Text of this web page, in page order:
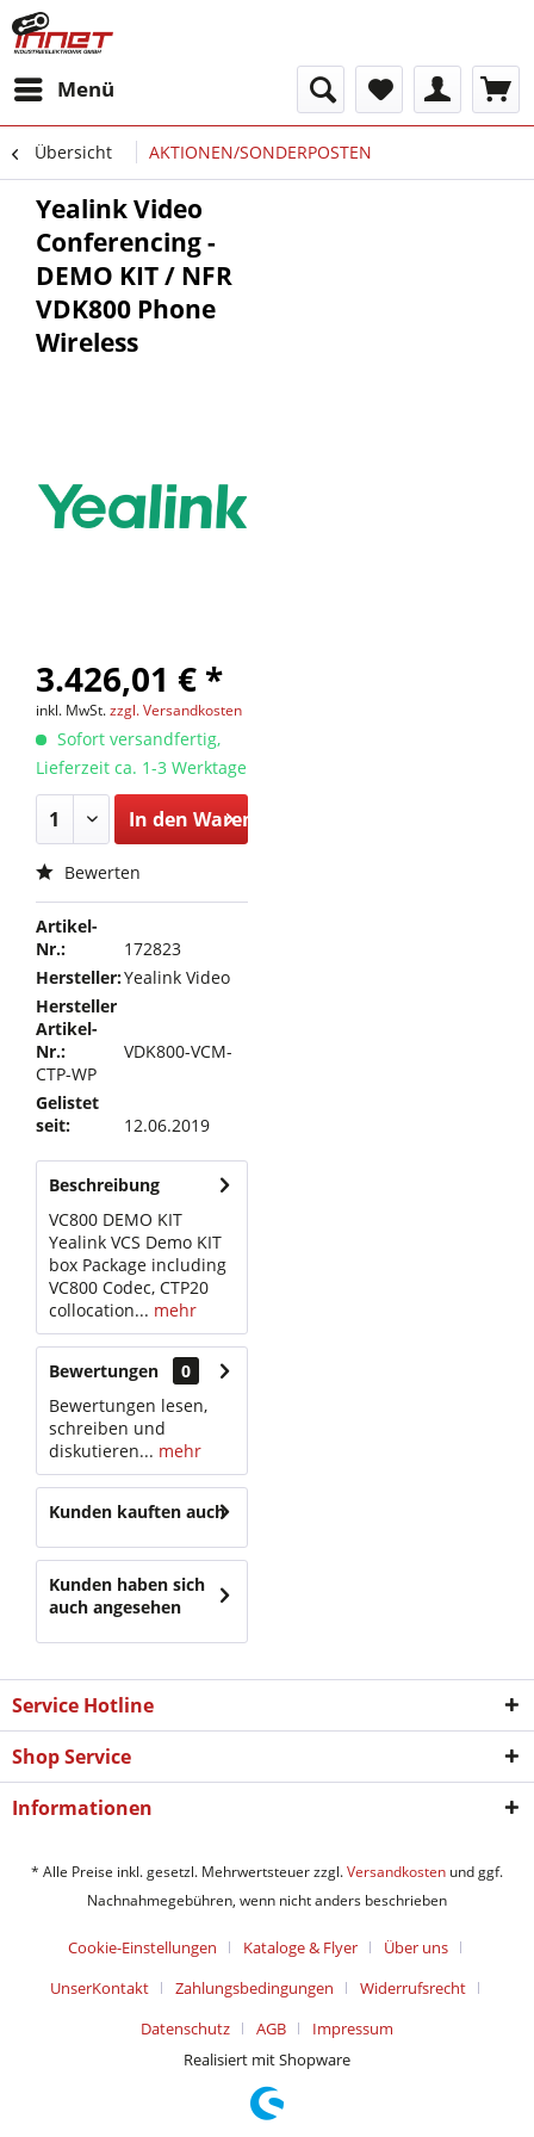
Menü
Übersicht AKTIONEN/SONDERPOSTEN
Yealink Video
Conferencing -
DEMO KIT / NFR
VDK800 Phone
Wireless
3.426,01 € *
inkl. MwSt.zzgl. Versandkosten
Sofort versandfertig,
Lieferzeit ca. 1-3 Werktage
In den Warenkorb
Bewerten
Artikel-
Nr.:
172823
Hersteller:Yealink Video
Hersteller
Artikel-
Nr.:
VDK800-VCM-
CTP-WP
Gelistet
seit:
12.06.2019
Beschreibung
VC800 DEMO KIT
Yealink VCS Demo KIT
box Package including
VC800 Codec, CTP20
collocation... mehr
Bewertungen
0
Bewertungen lesen,
schreiben und
diskutieren... mehr
Kunden kauften auch
Kunden haben sich
auch angesehen
Service Hotline
Shop Service
Informationen
* Alle Preise inkl. gesetzl. Mehrwertsteuer zzgl.Versandkosten und ggf.
Nachnahmegebühren, wenn nicht anders beschrieben
Cookie-Einstellungen Kataloge & Flyer
Über uns
UnserKontakt
Zahlungsbedingungen
Widerrufsrecht
Datenschutz
AGB
Impressum
Realisiert mit Shopware